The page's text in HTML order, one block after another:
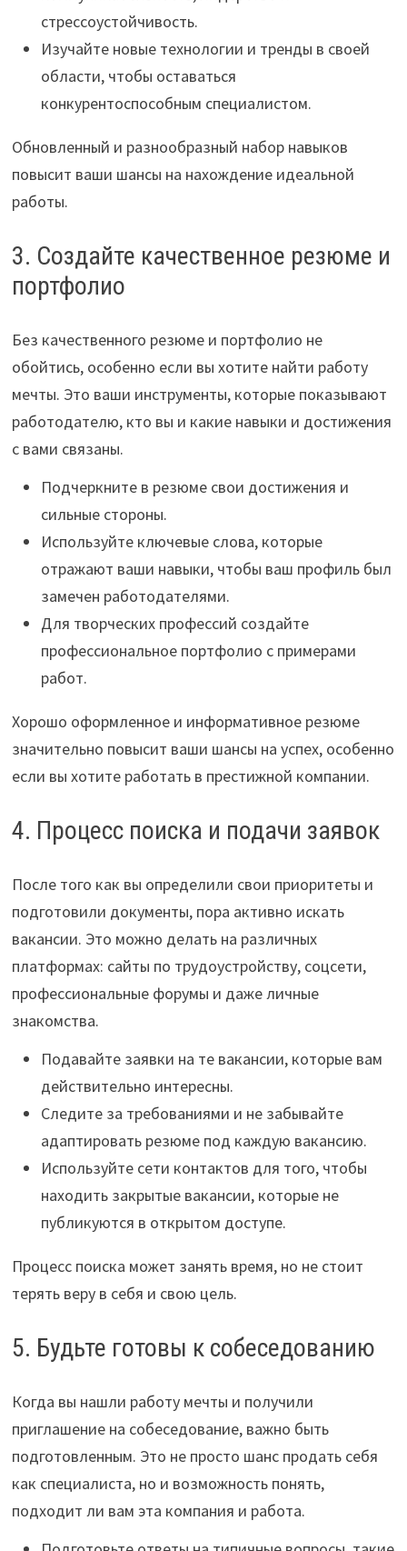
стрессоустойчивость.
Изучайте новые технологии и тренды в своей
области, чтобы оставаться
конкурентоспособным специалистом.
Обновленный и разнообразный набор навыков
повысит ваши шансы на нахождение идеальной
работы.
3. Создайте качественное резюме и
портфолио
Без качественного резюме и портфолио не
обойтись, особенно если вы хотите найти работу
мечты. Это ваши инструменты, которые показывают
работодателю, кто вы и какие навыки и достижения
с вами связаны.
Подчеркните в резюме свои достижения и
сильные стороны.
Используйте ключевые слова, которые
отражают ваши навыки, чтобы ваш профиль был
замечен работодателями.
Для творческих профессий создайте
профессиональное портфолио с примерами
работ.
Хорошо оформленное и информативное резюме
значительно повысит ваши шансы на успех, особенно
если вы хотите работать в престижной компании.
4. Процесс поиска и подачи заявок
После того как вы определили свои приоритеты и
подготовили документы, пора активно искать
вакансии. Это можно делать на различных
платформах: сайты по трудоустройству, соцсети,
профессиональные форумы и даже личные
знакомства.
Подавайте заявки на те вакансии, которые вам
действительно интересны.
Следите за требованиями и не забывайте
адаптировать резюме под каждую вакансию.
Используйте сети контактов для того, чтобы
находить закрытые вакансии, которые не
публикуются в открытом доступе.
Процесс поиска может занять время, но не стоит
терять веру в себя и свою цель.
5. Будьте готовы к собеседованию
Когда вы нашли работу мечты и получили
приглашение на собеседование, важно быть
подготовленным. Это не просто шанс продать себя
как специалиста, но и возможность понять,
подходит ли вам эта компания и работа.